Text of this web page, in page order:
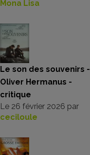
Mona Lisa
Le son des souvenirs -
Oliver Hermanus -
critique
Le 26 février 2026 par
ceciloule